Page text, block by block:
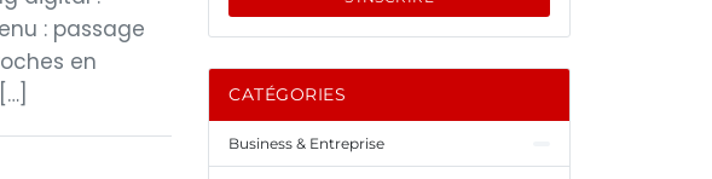
: passage
en
CATÉGORIES
Business & Entreprise